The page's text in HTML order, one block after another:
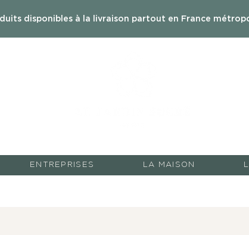
disponibles à la livraison partout en France
ENTREPRISES LA MAISON